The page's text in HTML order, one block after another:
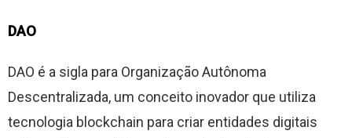
DAO
DAO é a sigla para Organização Autônoma
Descentralizada, um conceito inovador que utiliza
tecnologia blockchain para criar entidades digitais